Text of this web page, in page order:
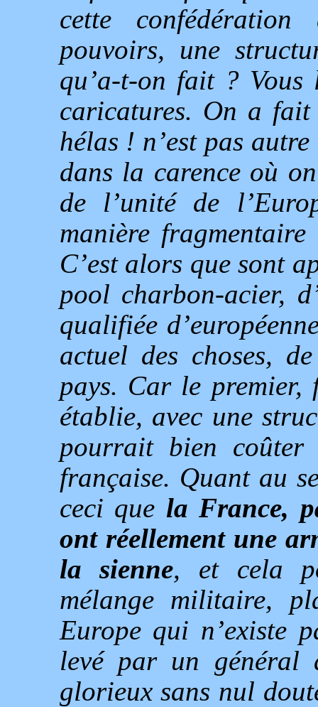
cette
pouvoirs, une
qu’a-t-on fait ?
caricatures. On a
hélas ! n’est pas
dans la carence où
de l’unité de
manière
C’est alors que sont
pool charbon-acier,
qualifiée
actuel des choses,
pays. Car le premier,
établie, avec une
pourrait bien
française. Quant au
ceci que la France,
ont réellement une
la sienne, et cela
mélange militaire,
Europe qui n’existe
levé par un général
glorieux sans nul